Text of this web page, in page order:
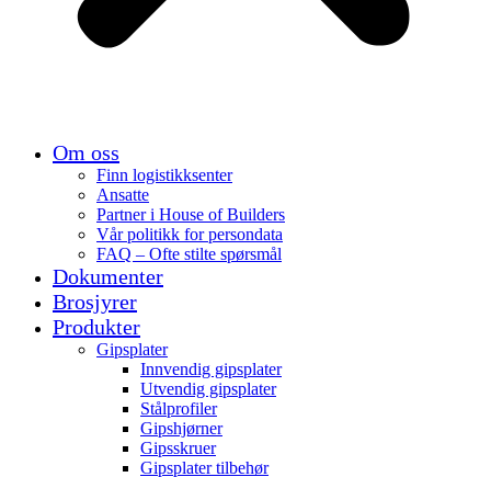
Om oss
Finn logistikksenter
Ansatte
Partner i House of Builders
Vår politikk for persondata
FAQ – Ofte stilte spørsmål
Dokumenter
Brosjyrer
Produkter
Gipsplater
Innvendig gipsplater
Utvendig gipsplater
Stålprofiler
Gipshjørner
Gipsskruer
Gipsplater tilbehør